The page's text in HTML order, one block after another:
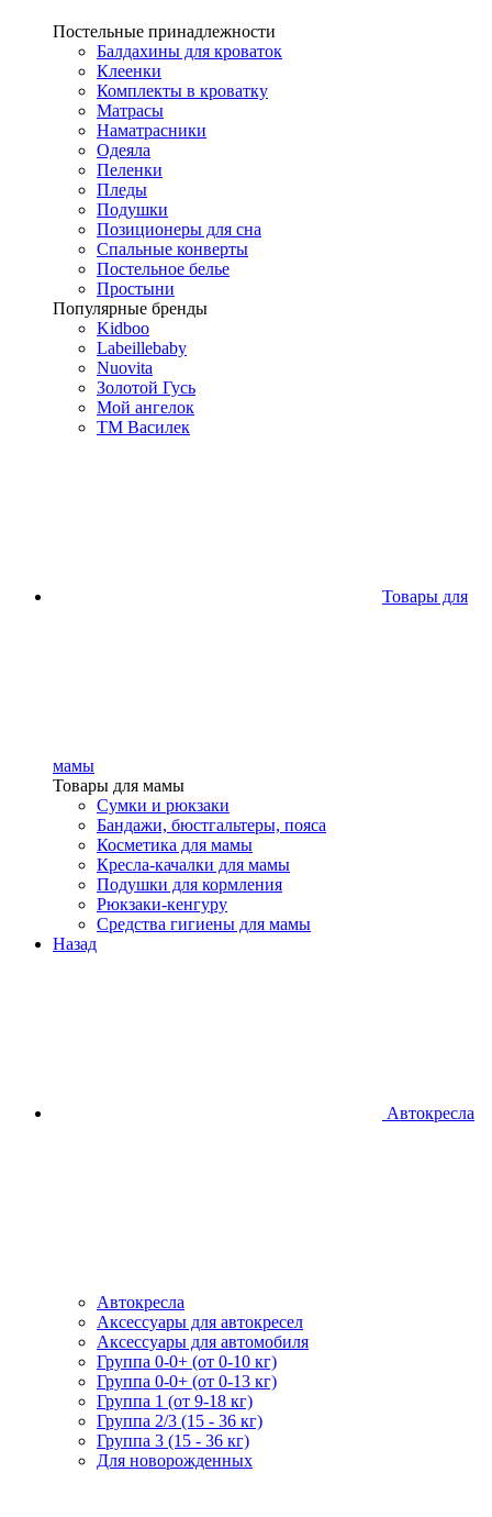
Постельные принадлежности
Балдахины для кроваток
Клеенки
Комплекты в кроватку
Матрасы
Наматрасники
Одеяла
Пеленки
Пледы
Подушки
Позиционеры для сна
Спальные конверты
Постельное белье
Простыни
Популярные бренды
Kidboo
Labeillebaby
Nuovita
Золотой Гусь
Мой ангелок
ТМ Василек
Товары для
мамы
Товары для мамы
Сумки и рюкзаки
Бандажи, бюстгальтеры, пояса
Косметика для мамы
Кресла-качалки для мамы
Подушки для кормления
Рюкзаки-кенгуру
Средства гигиены для мамы
Назад
Автокресла
Автокресла
Аксессуары для автокресел
Аксессуары для автомобиля
Группа 0-0+ (от 0-10 кг)
Группа 0-0+ (от 0-13 кг)
Группа 1 (от 9-18 кг)
Группа 2/3 (15 - 36 кг)
Группа 3 (15 - 36 кг)
Для новорожденных